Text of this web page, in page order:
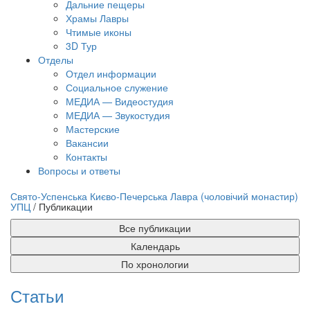
Дальние пещеры
Храмы Лавры
Чтимые иконы
3D Тур
Отделы
Отдел информации
Социальное служение
МЕДИА — Видеостудия
МЕДИА — Звукостудия
Мастерские
Вакансии
Контакты
Вопросы и ответы
трансляция | 12 сентября
трансляции
Свято-Успенська Києво-Печерська Лавра (чоловічий монастир)
УПЦ / Публикации
Все публикации
Календарь
По хронологии
Статьи